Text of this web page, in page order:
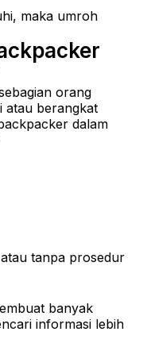
maka umroh
orang
atau berangkat
dalam
tanpa prosedur
banyak
informasi lebih